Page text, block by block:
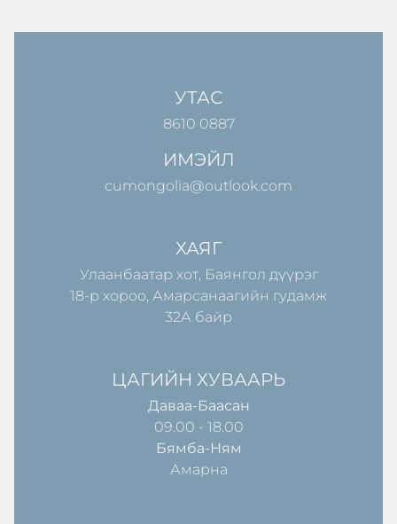
УТАС
8610 0887
ИМЭЙЛ
cumongolia@outlook.com
ХАЯГ
Улаанбаатар хот, Баянгол дүүрэг
18-р хороо, Амарсанаагийн гудамж
32А байр
ЦАГИЙН ХУВААРЬ
Даваа-Баасан
09.00 - 18.00
Бямба-Ням
Амарна